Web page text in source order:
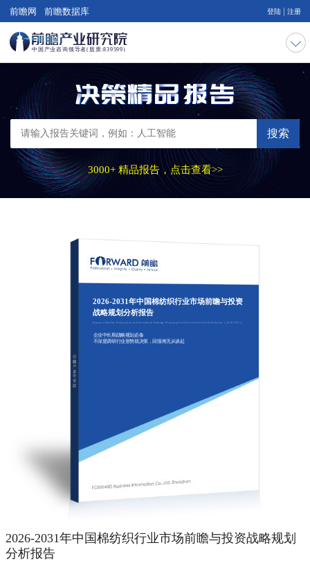
前瞻网 前瞻数据库 登陆 注册
搜索
3000+ 精品报告，点击查看>>
2026-2031年中国棉纺织行业市场前瞻与投资
战略规划分析报告
Report of Market Prospective and Investment Strategy Planning On China Cotton Textile Industry（2026-2031）
企业中长期战略规划必备
不深度调研行业形势就决策，回报将无从谈起
2026-2031年中国棉纺织行业市场前瞻与投资战略规划
分析报告